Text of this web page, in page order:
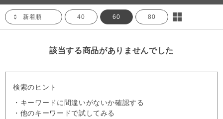
新着順 40 60 80
該当する商品がありませんでした
検索のヒント
・キーワードに間違いがないか確認する
・他のキーワードで試してみる